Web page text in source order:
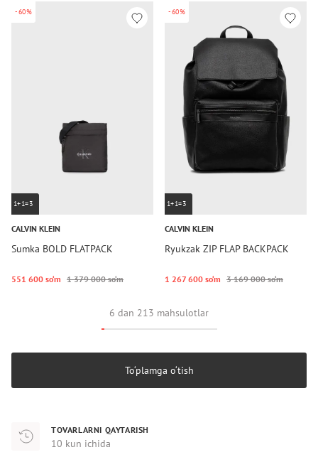
-60%
1+1=3
CALVIN KLEIN
Sumka BOLD FLATPACK
551 600 so‘m 1 379 000 so‘m
-60%
1+1=3
CALVIN KLEIN
Ryukzak ZIP FLAP BACKPACK
1 267 600 so‘m 3 169 000 so‘m
6 dan 213 mahsulotlar
To‘plamga o‘tish
TOVARLARNI QAYTARISH
10 kun ichida